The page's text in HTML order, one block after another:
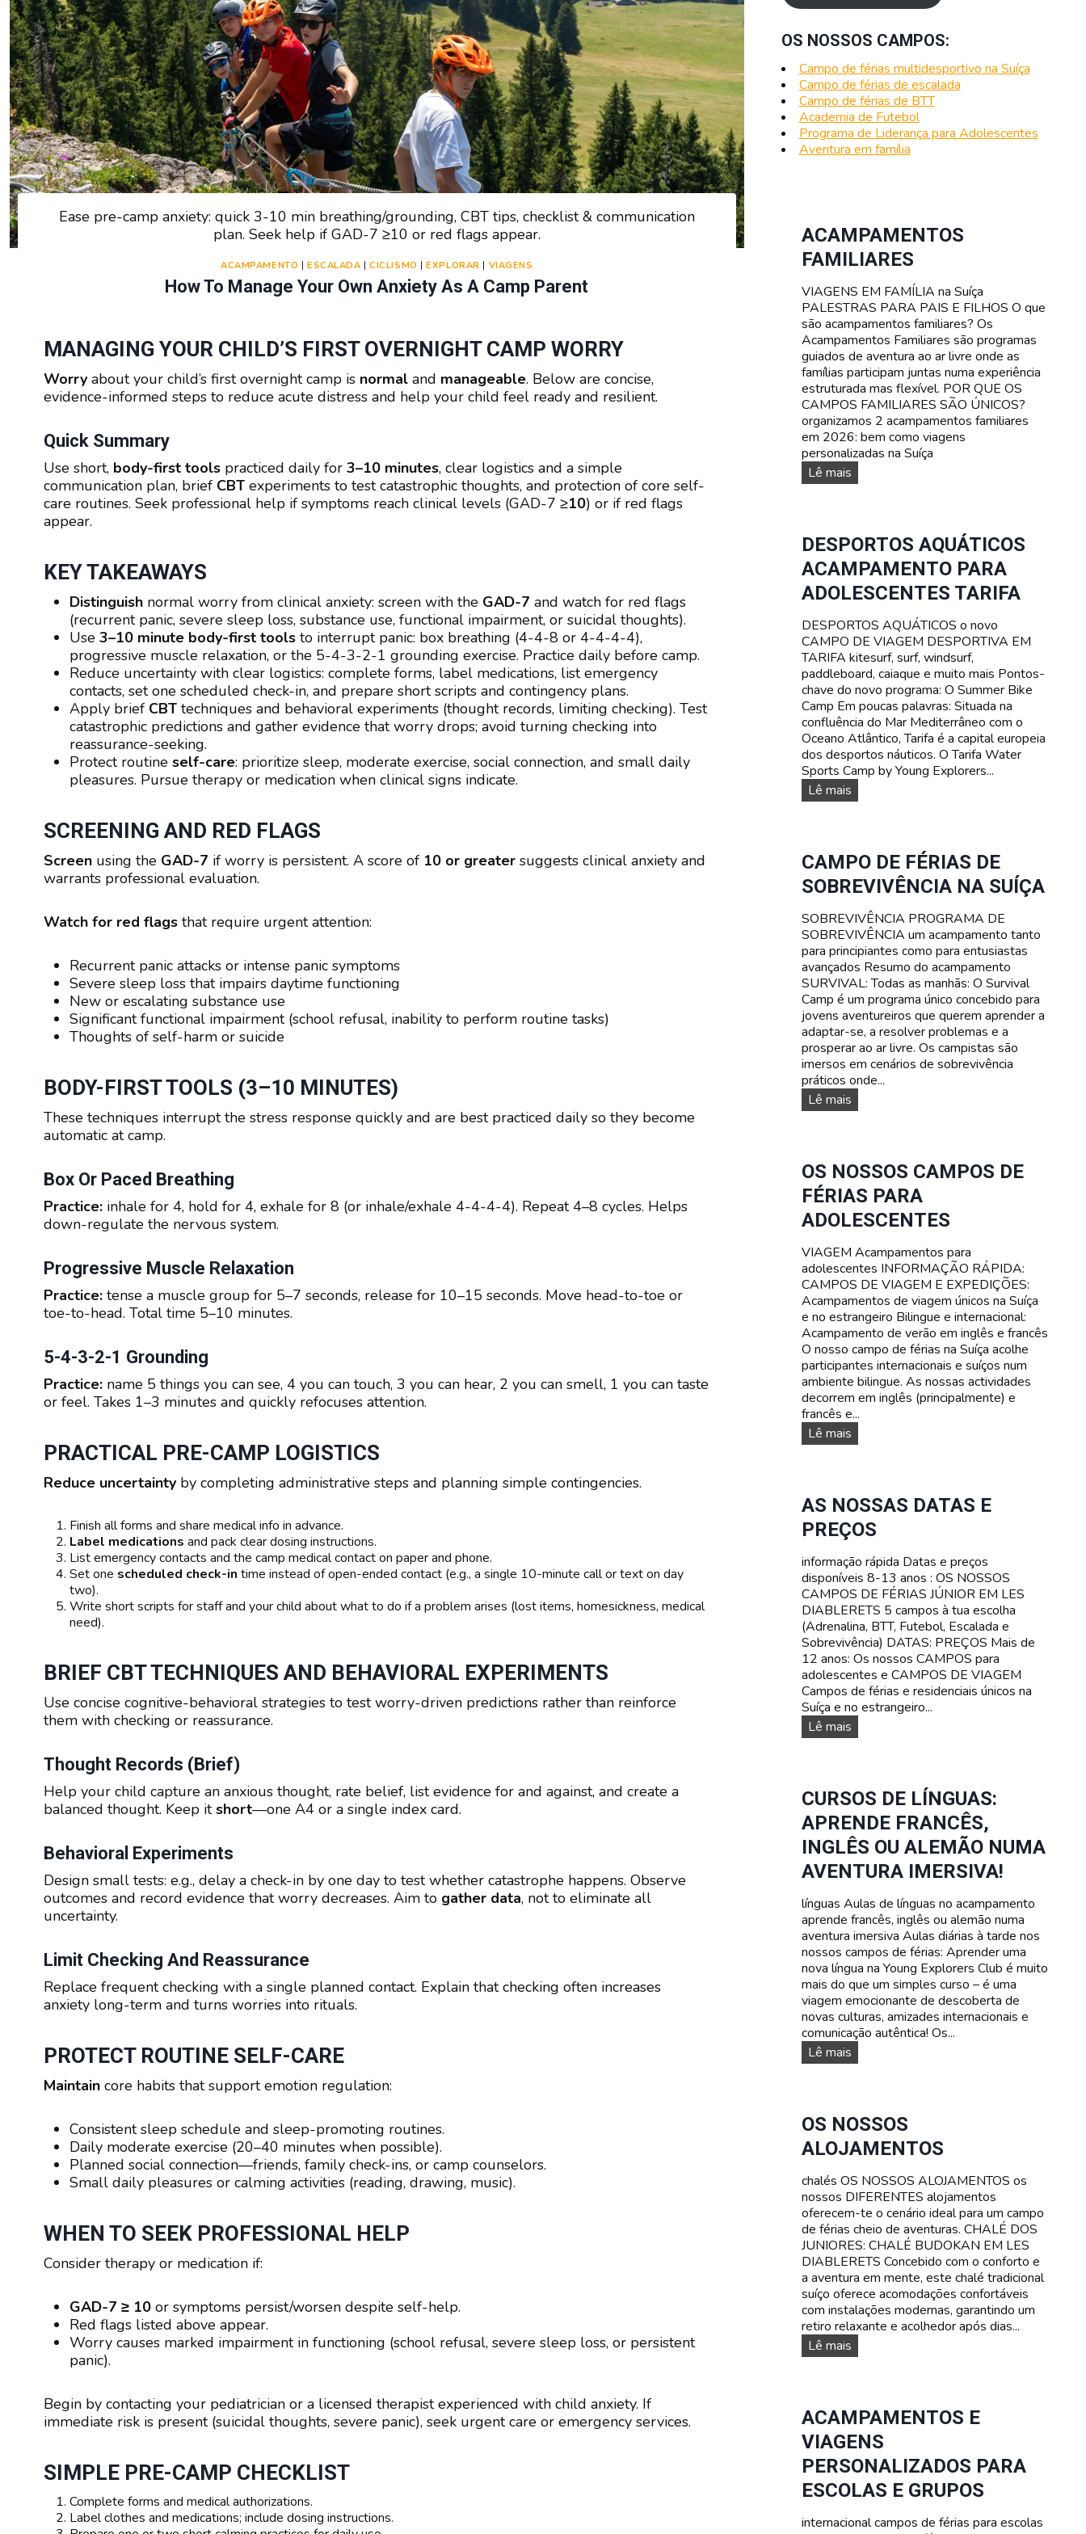
How To Manage Your Own Anxiety As A Camp Parent
ACAMPAMENTO | ESCALADA |CICLISMO |EXPLORAR | VIAGENS
Ease pre-camp anxiety: quick 3-10 min breathing/grounding, CBT tips, checklist & communication
plan. Seek help if GAD-7 ≥10 or red flags appear.
MANAGING YOUR CHILD’S FIRST OVERNIGHT CAMP WORRY
Worry about your child’s first overnight camp is normal and manageable. Below are concise,
evidence-informed steps to reduce acute distress and help your child feel ready and resilient.
Quick Summary
Use short, body-first tools practiced daily for 3–10 minutes, clear logistics and a simple
communication plan, brief CBT experiments to test catastrophic thoughts, and protection of core self-
care routines. Seek professional help if symptoms reach clinical levels (GAD-7 ≥10) or if red flags
appear.
KEY TAKEAWAYS
Distinguish normal worry from clinical anxiety: screen with the GAD-7 and watch for red flags
(recurrent panic, severe sleep loss, substance use, functional impairment, or suicidal thoughts).
Use 3–10 minute body-first tools to interrupt panic: box breathing (4-4-8 or 4-4-4-4),
progressive muscle relaxation, or the 5-4-3-2-1 grounding exercise. Practice daily before camp.
Reduce uncertainty with clear logistics: complete forms, label medications, list emergency
contacts, set one scheduled check-in, and prepare short scripts and contingency plans.
Apply brief CBT techniques and behavioral experiments (thought records, limiting checking). Test
catastrophic predictions and gather evidence that worry drops; avoid turning checking into
reassurance-seeking.
Protect routine self-care: prioritize sleep, moderate exercise, social connection, and small daily
pleasures. Pursue therapy or medication when clinical signs indicate.
SCREENING AND RED FLAGS
Screen using the GAD-7 if worry is persistent. A score of 10 or greater suggests clinical anxiety and
warrants professional evaluation.
Watch for red flags that require urgent attention:
Recurrent panic attacks or intense panic symptoms
Severe sleep loss that impairs daytime functioning
New or escalating substance use
Significant functional impairment (school refusal, inability to perform routine tasks)
Thoughts of self-harm or suicide
BODY-FIRST TOOLS (3–10 MINUTES)
These techniques interrupt the stress response quickly and are best practiced daily so they become
automatic at camp.
Box Or Paced Breathing
Practice: inhale for 4, hold for 4, exhale for 8 (or inhale/exhale 4-4-4-4). Repeat 4–8 cycles. Helps
down-regulate the nervous system.
Progressive Muscle Relaxation
Practice: tense a muscle group for 5–7 seconds, release for 10–15 seconds. Move head-to-toe or
toe-to-head. Total time 5–10 minutes.
5-4-3-2-1 Grounding
Practice: name 5 things you can see, 4 you can touch, 3 you can hear, 2 you can smell, 1 you can taste
or feel. Takes 1–3 minutes and quickly refocuses attention.
PRACTICAL PRE-CAMP LOGISTICS
Reduce uncertainty by completing administrative steps and planning simple contingencies.
Finish all forms and share medical info in advance.
Label medications and pack clear dosing instructions.
List emergency contacts and the camp medical contact on paper and phone.
Set one scheduled check-in time instead of open-ended contact (e.g., a single 10-minute call or text on day
two).
Write short scripts for staff and your child about what to do if a problem arises (lost items, homesickness, medical
need).
BRIEF CBT TECHNIQUES AND BEHAVIORAL EXPERIMENTS
Use concise cognitive-behavioral strategies to test worry-driven predictions rather than reinforce
them with checking or reassurance.
Thought Records (brief)
Help your child capture an anxious thought, rate belief, list evidence for and against, and create a
balanced thought. Keep itshort—one A4 or a single index card.
Behavioral Experiments
Design small tests: e.g., delay a check-in by one day to test whether catastrophe happens. Observe
outcomes and record evidence that worry decreases. Aim to gather data, not to eliminate all
uncertainty.
Limit Checking And Reassurance
Replace frequent checking with a single planned contact. Explain that checking often increases
anxiety long-term and turns worries into rituals.
PROTECT ROUTINE SELF-CARE
Maintain core habits that support emotion regulation:
Consistent sleep schedule and sleep-promoting routines.
Daily moderate exercise (20–40 minutes when possible).
Planned social connection—friends, family check-ins, or camp counselors.
Small daily pleasures or calming activities (reading, drawing, music).
WHEN TO SEEK PROFESSIONAL HELP
Consider therapy or medication if:
GAD-7 ≥ 10 or symptoms persist/worsen despite self-help.
Red flags listed above appear.
Worry causes marked impairment in functioning (school refusal, severe sleep loss, or persistent
panic).
Begin by contacting your pediatrician or a licensed therapist experienced with child anxiety. If
immediate risk is present (suicidal thoughts, severe panic), seek urgent care or emergency services.
SIMPLE PRE-CAMP CHECKLIST
Complete forms and medical authorizations.
Label clothes and medications; include dosing instructions.
OS NOSSOS CAMPOS:
Campo de férias multidesportivo na Suíça
Campo de férias de escalada
Campo de férias de BTT
Academia de Futebol
Programa de Liderança para Adolescentes
Aventura em família
ACAMPAMENTOS
FAMILIARES
VIAGENS EM FAMÍLIA na Suíça
PALESTRAS PARA PAIS E FILHOS O que
são acampamentos familiares? Os
Acampamentos Familiares são programas
guiados de aventura ao ar livre onde as
famílias participam juntas numa experiência
estruturada mas flexível. POR QUE OS
CAMPOS FAMILIARES SÃO ÚNICOS?
organizamos 2 acampamentos familiares
em 2026: bem como viagens
personalizadas na Suíça
Lê maisA
c
p
a
m
e
n
t
o
s
F
A
M
I
L
I
A
R
E
DESPORTOS AQUÁTICOS
ACAMPAMENTO PARA
ADOLESCENTES TARIFA
DESPORTOS AQUÁTICOS o novo
CAMPO DE VIAGEM DESPORTIVA EM
TARIFA kitesurf, surf, windsurf,
paddleboard, caiaque e muito mais Pontos-
chave do novo programa: O Summer Bike
Camp Em poucas palavras: Situada na
confluência do Mar Mediterrâneo com o
Oceano Atlântico, Tarifa é a capital europeia
dos desportos náuticos. O Tarifa Water
Sports Camp by Young Explorers...
Lê maisD
E
O
R
T
S
A
Q
U
Á
T
I
C
O
S
A
C
A
A
M
E
N
T
P
A
R
A
A
D
O
L
E
S
C
E
S
T
A
I
F
A
CAMPO DE FÉRIAS DE
SOBREVIVÊNCIA NA SUÍÇA
SOBREVIVÊNCIA PROGRAMA DE
SOBREVIVÊNCIA um acampamento tanto
para principiantes como para entusiastas
avançados Resumo do acampamento
SURVIVAL: Todas as manhãs: O Survival
Camp é um programa único concebido para
jovens aventureiros que querem aprender a
adaptar-se, a resolver problemas e a
prosperar ao ar livre. Os campistas são
imersos em cenários de sobrevivência
práticos onde...
Lê maisC
A
O
D
E
F
É
R
I
A
S
D
E
S
O
B
R
E
V
I
C
A
A
S
U
Í
Ç
A
OS NOSSOS CAMPOS DE
FÉRIAS PARA
ADOLESCENTES
VIAGEM Acampamentos para
adolescentes INFORMAÇÃO RÁPIDA:
CAMPOS DE VIAGEM E EXPEDIÇÕES:
Acampamentos de viagem únicos na Suíça
e no estrangeiro Bilingue e internacional:
Acampamento de verão em inglês e francês
O nosso campo de férias na Suíça acolhe
participantes internacionais e suíços num
ambiente bilingue. As nossas actividades
decorrem em inglês (principalmente) e
francês e...
Lê maisO
s
s
s
o
c
a
m
p
o
s
d
e
f
é
r
i
p
a
r
a
a
d
l
e
s
c
e
n
t
e
s
AS NOSSAS DATAS E
PREÇOS
informação rápida Datas e preços
disponíveis 8-13 anos : OS NOSSOS
CAMPOS DE FÉRIAS JÚNIOR EM LES
DIABLERETS 5 campos à tua escolha
(Adrenalina, BTT, Futebol, Escalada e
Sobrevivência) DATAS: PREÇOS Mais de
12 anos: Os nossos CAMPOS para
adolescentes e CAMPOS DE VIAGEM
Campos de férias e residenciais únicos na
Suíça e no estrangeiro...
Lê maisA
s
s
s
a
s
d
a
a
s
e
p
r
e
ç
o
s
CURSOS DE LÍNGUAS:
APRENDE FRANCÊS,
INGLÊS OU ALEMÃO NUMA
AVENTURA IMERSIVA!
línguas Aulas de línguas no acampamento
aprende francês, inglês ou alemão numa
aventura imersiva Aulas diárias à tarde nos
nossos campos de férias: Aprender uma
nova língua na Young Explorers Club é muito
mais do que um simples curso – é uma
viagem emocionante de descoberta de
novas culturas, amizades internacionais e
comunicação autêntica! Os...
Lê maisC
u
o
s
d
l
í
n
g
u
a
s
:
A
p
r
e
e
f
r
a
n
c
s
OS NOSSOS
ALOJAMENTOS
chalés OS NOSSOS ALOJAMENTOS os
nossos DIFERENTES alojamentos
oferecem-te o cenário ideal para um campo
de férias cheio de aventuras. CHALÉ DOS
JUNIORES: CHALÉ BUDOKAN EM LES
DIABLERETS Concebido com o conforto e
a aventura em mente, este chalé tradicional
suíço oferece acomodações confortáveis
com instalações modernas, garantindo um
retiro relaxante e acolhedor após dias...
Lê maisO
s
s
s
o
s
a
l
j
ACAMPAMENTOS E
VIAGENS
PERSONALIZADOS PARA
ESCOLAS E GRUPOS
internacional campos de férias para escolas